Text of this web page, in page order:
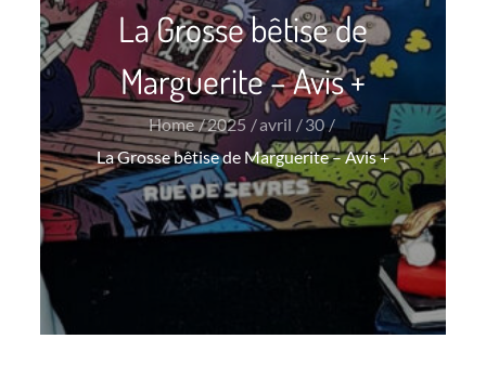
La Grosse bêtise de
Marguerite – Avis +
Home 2025 avril
30
La Grosse bêtise de Marguerite – Avis +